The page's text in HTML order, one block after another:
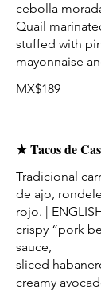
cebolla
Quail
stuffed with
MX$189
★ Tacos de
Tradicional
de ajo,
rojo. |
crispy “pork
sauce,
sliced